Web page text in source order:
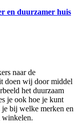
en duurzamer huis
naar de
doen wij door middel
het duurzaam
je ook hoe je kunt
je bij welke merken en
winkelen.